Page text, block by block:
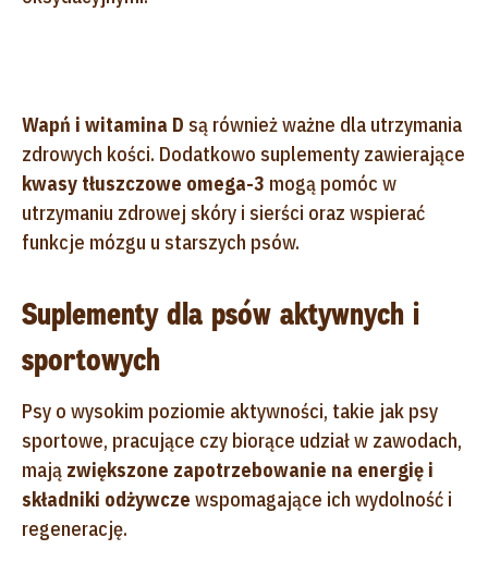
Wapń i witamina D są również ważne dla utrzymania
zdrowych kości. Dodatkowo suplementy zawierające
kwasy tłuszczowe omega-3 mogą pomóc w
utrzymaniu zdrowej skóry i sierści oraz wspierać
funkcje mózgu u starszych psów.
Suplementy dla psów aktywnych i
sportowych
Psy o wysokim poziomie aktywności, takie jak psy
sportowe, pracujące czy biorące udział w zawodach,
mają zwiększone zapotrzebowanie na energię i
składniki odżywcze wspomagające ich wydolność i
regenerację.